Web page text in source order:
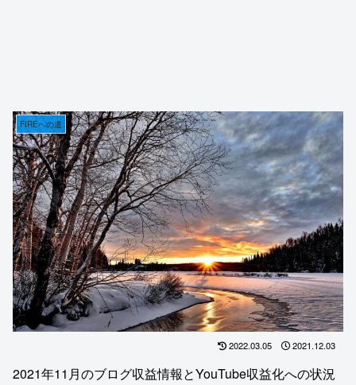
FIREへの道
2022.03.05 2021.12.03
2021年11月のブログ収益情報とYouTube収益化への状況